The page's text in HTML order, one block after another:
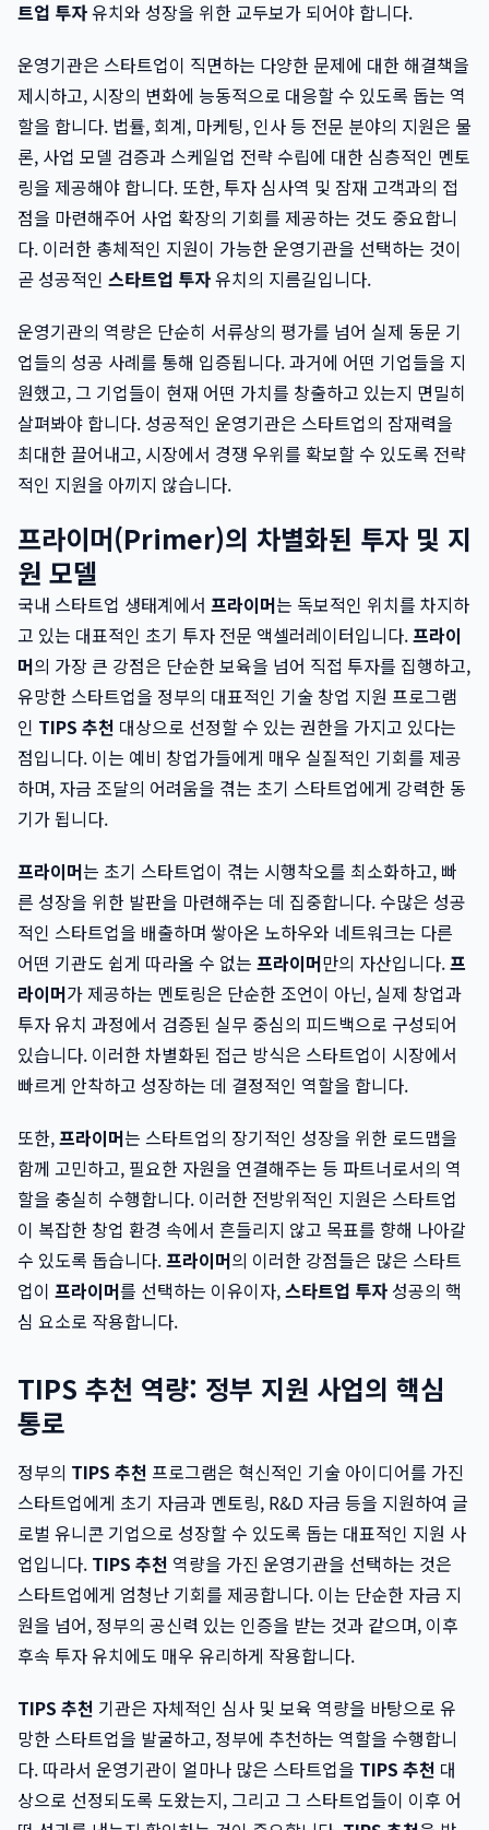
트업 투자유치와 성장을 위한 교두보가 되어야 합니다.
운영기관은 스타트업이 직면하는 다양한 문제에 대한 해결책을
제시하고, 시장의 변화에 능동적으로 대응할 수 있도록 돕는 역
할을 합니다. 법률, 회계, 마케팅, 인사 등 전문 분야의 지원은 물
론, 사업 모델 검증과 스케일업 전략 수립에 대한 심층적인 멘토
링을 제공해야 합니다. 또한, 투자 심사역 및 잠재 고객과의 접
점을 마련해주어 사업 확장의 기회를 제공하는 것도 중요합니
다. 이러한 총체적인 지원이 가능한 운영기관을 선택하는 것이
곧 성공적인 스타트업 투자유치의 지름길입니다.
운영기관의 역량은 단순히 서류상의 평가를 넘어 실제 동문 기
업들의 성공 사례를 통해 입증됩니다. 과거에 어떤 기업들을 지
원했고, 그 기업들이 현재 어떤 가치를 창출하고 있는지 면밀히
살펴봐야 합니다. 성공적인 운영기관은 스타트업의 잠재력을
최대한 끌어내고, 시장에서 경쟁 우위를 확보할 수 있도록 전략
적인 지원을 아끼지 않습니다.
프라이머(Primer)의 차별화된 투자 및 지
원 모델
국내 스타트업 생태계에서 프라이머는 독보적인 위치를 차지하
고 있는 대표적인 초기 투자 전문 액셀러레이터입니다.프라이
머의 가장 큰 강점은 단순한 보육을 넘어 직접 투자를 집행하고,
유망한 스타트업을 정부의 대표적인 기술 창업 지원 프로그램
인 TIPS 추천 대상으로 선정할 수 있는 권한을 가지고 있다는
점입니다. 이는 예비 창업가들에게 매우 실질적인 기회를 제공
하며, 자금 조달의 어려움을 겪는 초기 스타트업에게 강력한 동
기가 됩니다.
프라이머는 초기 스타트업이 겪는 시행착오를 최소화하고, 빠
른 성장을 위한 발판을 마련해주는 데 집중합니다. 수많은 성공
적인 스타트업을 배출하며 쌓아온 노하우와 네트워크는 다른
어떤 기관도 쉽게 따라올 수 없는 프라이머만의 자산입니다.프
라이머가 제공하는 멘토링은 단순한 조언이 아닌, 실제 창업과
투자 유치 과정에서 검증된 실무 중심의 피드백으로 구성되어
있습니다. 이러한 차별화된 접근 방식은 스타트업이 시장에서
빠르게 안착하고 성장하는 데 결정적인 역할을 합니다.
또한,프라이머는 스타트업의 장기적인 성장을 위한 로드맵을
함께 고민하고, 필요한 자원을 연결해주는 등 파트너로서의 역
할을 충실히 수행합니다. 이러한 전방위적인 지원은 스타트업
이 복잡한 창업 환경 속에서 흔들리지 않고 목표를 향해 나아갈
수 있도록 돕습니다.프라이머의 이러한 강점들은 많은 스타트
업이 프라이머를 선택하는 이유이자,스타트업 투자성공의 핵
심 요소로 작용합니다.
TIPS 추천 역량: 정부 지원 사업의 핵심
통로
정부의 TIPS 추천 프로그램은 혁신적인 기술 아이디어를 가진
스타트업에게 초기 자금과 멘토링, R&D 자금 등을 지원하여 글
로벌 유니콘 기업으로 성장할 수 있도록 돕는 대표적인 지원 사
업입니다. TIPS 추천 역량을 가진 운영기관을 선택하는 것은
스타트업에게 엄청난 기회를 제공합니다. 이는 단순한 자금 지
원을 넘어, 정부의 공신력 있는 인증을 받는 것과 같으며, 이후
후속 투자 유치에도 매우 유리하게 작용합니다.
TIPS 추천 기관은 자체적인 심사 및 보육 역량을 바탕으로 유
망한 스타트업을 발굴하고, 정부에 추천하는 역할을 수행합니
다. 따라서 운영기관이 얼마나 많은 스타트업을 TIPS 추천 대
상으로 선정되도록 도왔는지, 그리고 그 스타트업들이 이후 어